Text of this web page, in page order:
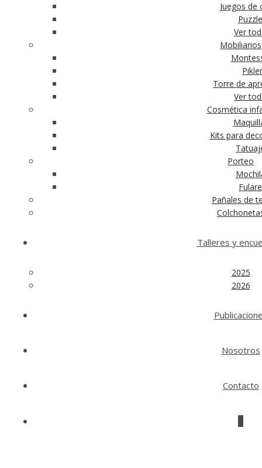
Juegos de
Ver
Mobiliarios
Pikler
Torre de
Ver
Cosmética
Kits para
Porteo
Pañales de
Talleres y
2025
2026
Nosotros
Contacto